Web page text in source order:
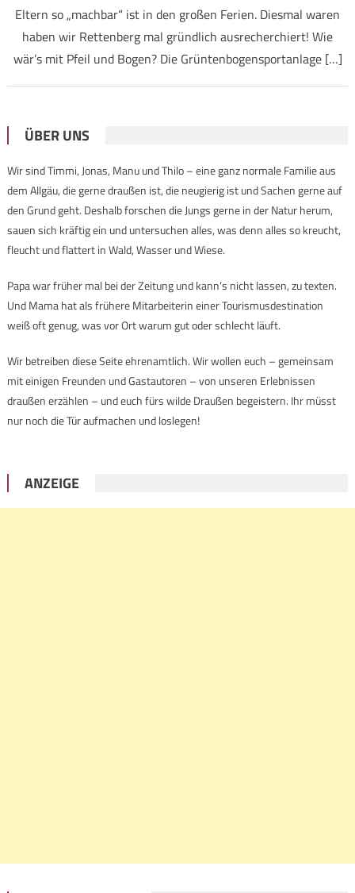
Eltern so „machbar“ ist in den großen Ferien. Diesmal waren
haben wir Rettenberg mal gründlich ausrecherchiert! Wie
wär’s mit Pfeil und Bogen? Die Grüntenbogensportanlage […]
ÜBER UNS
Wir sind Timmi, Jonas, Manu und Thilo – eine ganz normale Familie aus
dem Allgäu, die gerne draußen ist, die neugierig ist und Sachen gerne auf
den Grund geht. Deshalb forschen die Jungs gerne in der Natur herum,
sauen sich kräftig ein und untersuchen alles, was denn alles so kreucht,
fleucht und flattert in Wald, Wasser und Wiese.
Papa war früher mal bei der Zeitung und kann’s nicht lassen, zu texten.
Und Mama hat als frühere Mitarbeiterin einer Tourismusdestination
weiß oft genug, was vor Ort warum gut oder schlecht läuft.
Wir betreiben diese Seite ehrenamtlich. Wir wollen euch – gemeinsam
mit einigen Freunden und Gastautoren – von unseren Erlebnissen
draußen erzählen – und euch fürs wilde Draußen begeistern. Ihr müsst
nur noch die Tür aufmachen und loslegen!
ANZEIGE